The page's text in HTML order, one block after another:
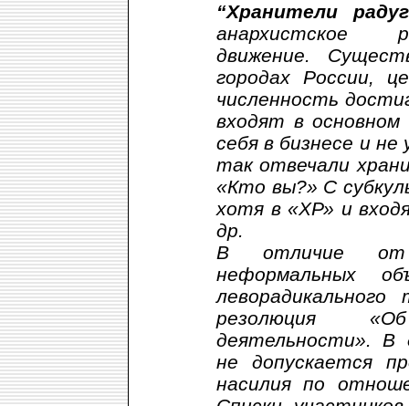
“Хранители
анархистское
движение.
городах России,
численность
входят в
себя в бизнесе и
так отвечали
«Кто вы?» С
хотя в «ХР» и
др.
В отличие от
неформальных
резолюция
деятельности». В
не допускается
насилия по